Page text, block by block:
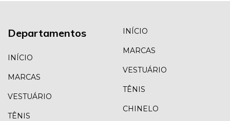
Departamentos
INÍCIO
MARCAS
VESTUÁRIO
TÊNIS
INÍCIO
MARCAS
VESTUÁRIO
TÊNIS
CHINELO